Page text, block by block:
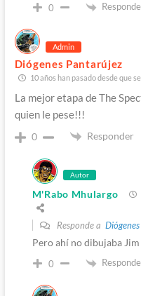
0
Admin
Diógenes Pantarújez
10 años han pasado desde que
La mejor etapa de The
quien le pese!!!
0 Responder
Autor
M'Rabo Mhulargo
Responde a
Pero ahí no dibujaba
0